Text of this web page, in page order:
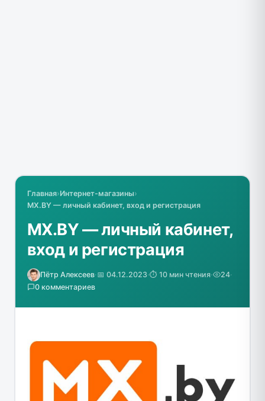
Главная›Интернет-магазины›
MX.BY — личный кабинет, вход и регистрация
MX.BY — личный кабинет,
вход и регистрация
Пётр Алексеев·📅 04.12.2023·⏱️ 10 мин чтения· 24·
0 комментариев